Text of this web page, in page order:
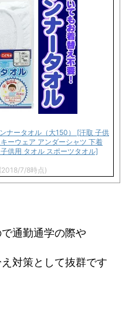
ナータオル（大150） [汗取 子供
ーウェア アンダーシャツ 下着
供用 タオル スポーツタオル]
(2018/7/8時点)
通勤通学の際や
対策として抜群です